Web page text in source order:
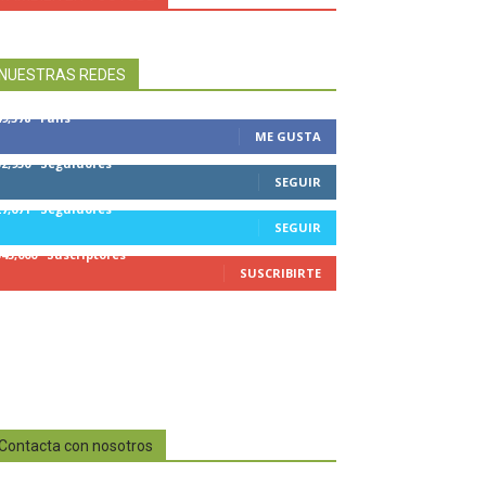
NUESTRAS REDES
Fans
ME GUSTA
Seguidores
SEGUIR
Seguidores
SEGUIR
Suscriptores
SUSCRIBIRTE
con nosotros